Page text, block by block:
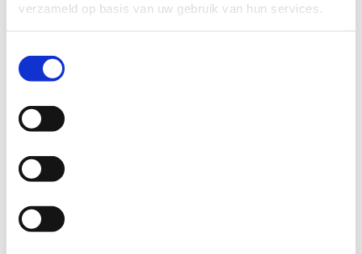
verzameld op basis van uw gebruik van hun services.